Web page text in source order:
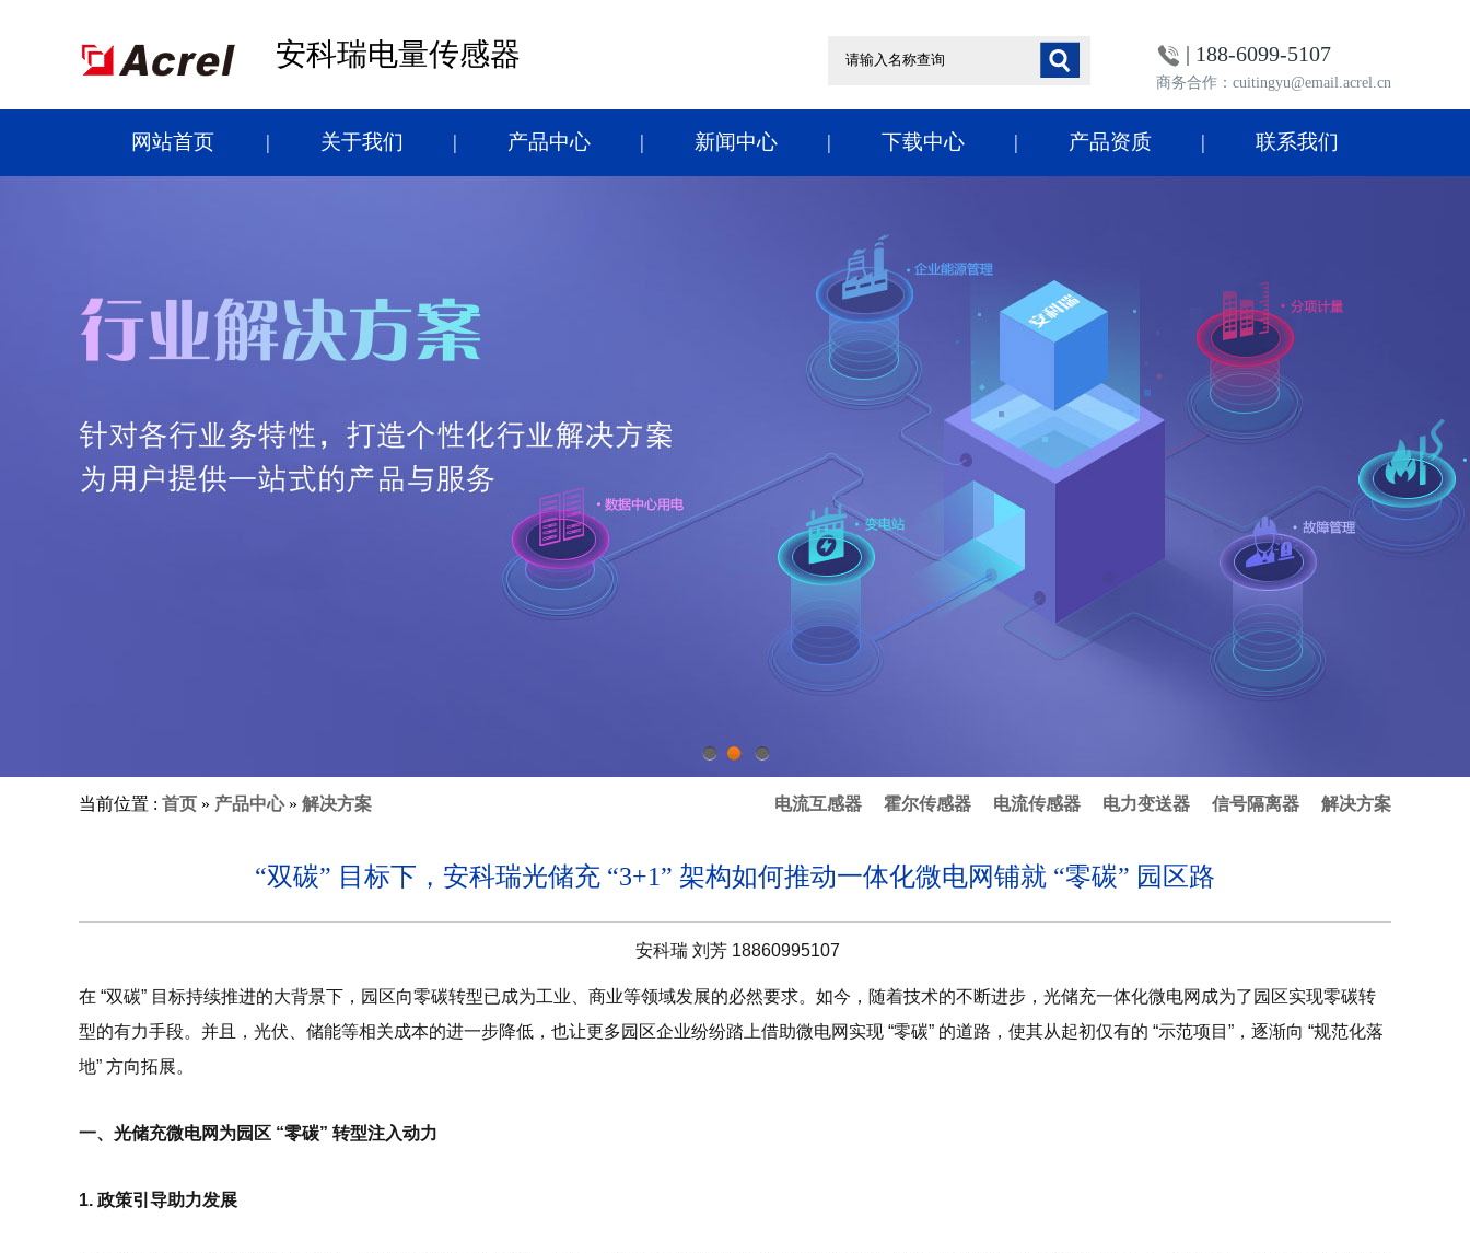
安科瑞电量传感器 | 188-6099-5107
商务合作：cuitingyu@email.acrel.cn
网站首页 关于我们 产品中心 新闻中心 下载中心 产品资质 联系我们
当前位置 : 首页 » 产品中心» 解决方案 电流互感器 霍尔传感器 电流传感器 电力变送器 信号隔离器 解决方案
“双碳” 目标下，安科瑞光储充 “3+1” 架构如何推动一体化微电网铺就 “零碳” 园区路​
安科瑞 刘芳 18860995107
在 “双碳” 目标持续推进的大背景下，园区向零碳转型已成为工业、商业等领域发展的必然要求。如今，随着技术的不断进步，光储充一体化微电网成为了园区实现零碳转
型的有力手段。并且，光伏、储能等相关成本的进一步降低，也让更多园区企业纷纷踏上借助微电网实现 “零碳” 的道路，使其从起初仅有的 “示范项目”，逐渐向 “规范化落
地” 方向拓展。
一、光储充微电网为园区 “零碳” 转型注入动力
1. 政策引导助力发展